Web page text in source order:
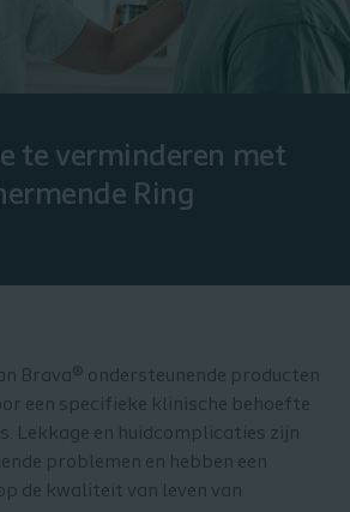
te verminderen met
Ring
Brava® ondersteunende producten
een specifieke klinische behoefte
Lekkage en huidcomplicaties zijn
problemen en hebben een
de kwaliteit van leven van